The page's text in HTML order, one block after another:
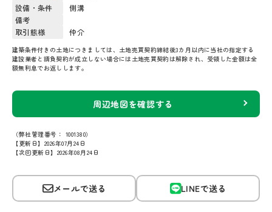
設備・条件
側溝
備考
取引態様
仲介
建築条件付きの土地につきましては、土地売買契約締結後3カ月以内に当社の指定する
建設業者と請負契約が成立しない場合には土地売買契約は解除され、受領した金額は全
額無利息でお返しします。
周辺地図を確認する
（弊社管理番号： 1001380）
【更新日】2026年07月24日
【次回更新日】2026年08月24日
メールで送る LINEで送る